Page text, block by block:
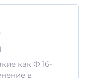
как Ф 16-
в